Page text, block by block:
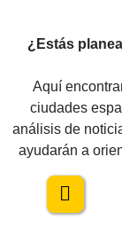
¿Estás
Aquí
ciudades
análisis de
ayudarán a